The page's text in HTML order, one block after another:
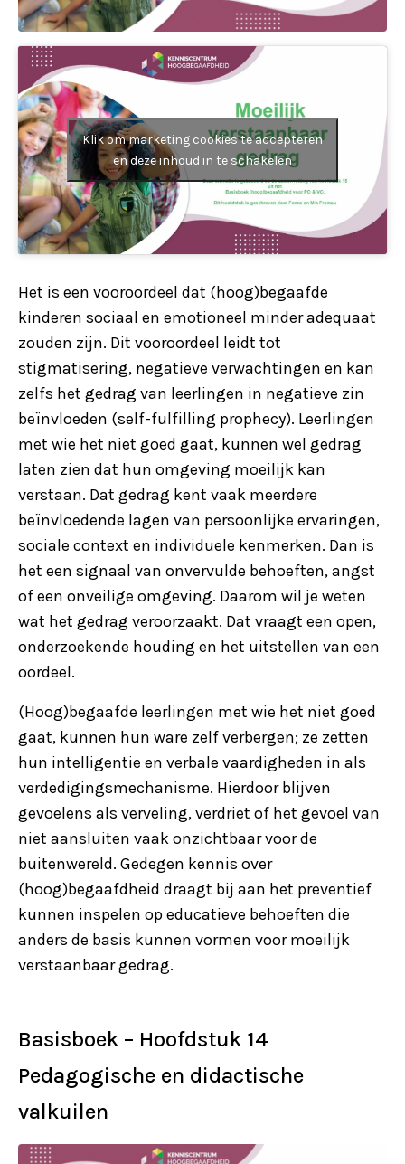
Klik om marketing cookies te accepteren
en deze inhoud in te schakelen
Het is een vooroordeel dat (hoog)begaafde
kinderen sociaal en emotioneel minder adequaat
zouden zijn. Dit vooroordeel leidt tot
stigmatisering, negatieve verwachtingen en kan
zelfs het gedrag van leerlingen in negatieve zin
beïnvloeden (self-fulfilling prophecy). Leerlingen
met wie het niet goed gaat, kunnen wel gedrag
laten zien dat hun omgeving moeilijk kan
verstaan. Dat gedrag kent vaak meerdere
beïnvloedende lagen van persoonlijke ervaringen,
sociale context en individuele kenmerken. Dan is
het een signaal van onvervulde behoeften, angst
of een onveilige omgeving. Daarom wil je weten
wat het gedrag veroorzaakt. Dat vraagt een open,
onderzoekende houding en het uitstellen van een
oordeel.
(Hoog)begaafde leerlingen met wie het niet goed
gaat, kunnen hun ware zelf verbergen; ze zetten
hun intelligentie en verbale vaardigheden in als
verdedigingsmechanisme. Hierdoor blijven
gevoelens als verveling, verdriet of het gevoel van
niet aansluiten vaak onzichtbaar voor de
buitenwereld. Gedegen kennis over
(hoog)begaafdheid draagt bij aan het preventief
kunnen inspelen op educatieve behoeften die
anders de basis kunnen vormen voor moeilijk
verstaanbaar gedrag.
Basisboek – Hoofdstuk 14
Pedagogische en didactische
valkuilen